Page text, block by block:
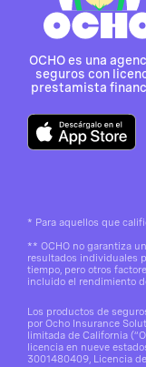
OCHO es una
seguros con
prestamista
* Para aquellos que
** OCHO no garantiza
resultados individuales
tiempo, pero otros
incluido el rendimiento
Los productos de
por Ocho Insurance
limitada de California
licencia en nueve
3001480409, Licencia